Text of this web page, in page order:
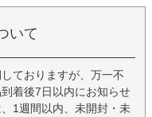
いて
ておりますが、万一不
着後7日以内にお知らせ
1週間以内、未開封・未